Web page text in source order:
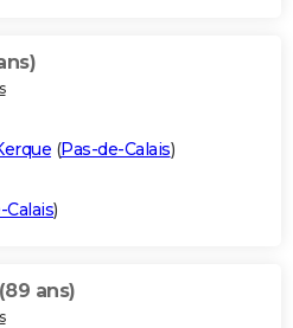
(Pas-de-Calais)
Calais)
(89 ans)